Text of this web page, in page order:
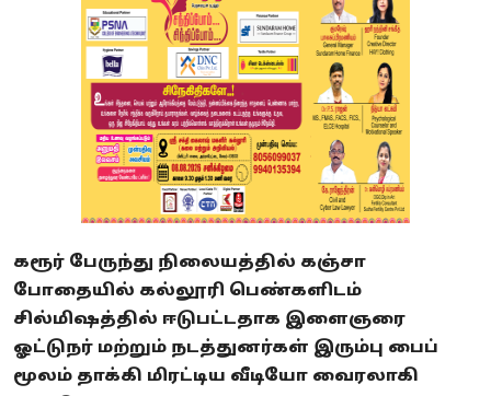
கரூர் பேருந்து நிலையத்தில் கஞ்சா
போதையில் கல்லூரி பெண்களிடம்
சில்மிஷத்தில் ஈடுபட்டதாக இளைஞரை
ஓட்டுநர் மற்றும் நடத்துனர்கள் இரும்பு பைப்
மூலம் தாக்கி மிரட்டிய வீடியோ வைரலாகி